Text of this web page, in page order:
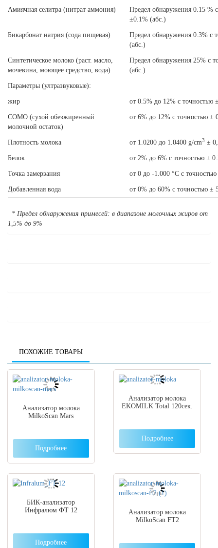
Амиячная селитра (нитрат аммония)
Предел обнаружения 0.15 %
±0.1% (aбс.)
Бикарбонат натрия (сода пищевая)
Предел обнаружения 0.3% с
(aбс.)
Синтетическое молоко (раст. масло,
мочевина, моющее средство, вода)
Предел обнаружения 25% с
(aбс.)
Параметры (ултразвуковые):
жир от 0.5% до 12% с точностью
СОМО (сухой обезжиренный
молочной остаток)
от 6% до 12% с точностью ±
Плотность молока от 1.0200 до 1.0400 g/cm3 ±
Белок от 2% до 6% с точностью ±
Точка замерзания от 0 до -1.000 °C с
Добавленная вода от 0% до 60% с точностью ±
* Предел обнаружения примесей: в диапазоне молочных жиров от
1,5% до 9%
ПОХОЖИЕ ТОВАРЫ
Анализатор молока
MilkoScan Mars
Подробнее
Анализатор молока
EKOMILK Total 120сек.
Подробнее
БИК-анализатор
Инфралюм ФТ 12
Подробнее
Анализатор молока
MilkoScan FT2